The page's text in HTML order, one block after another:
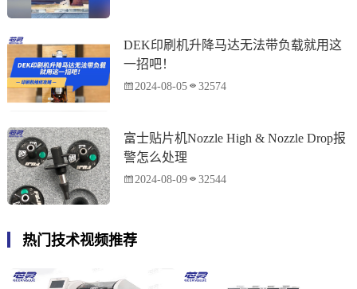
DEK印刷机升降马达无法带负载就用这
一招吧！
2024-08-05 32574
富士贴片机Nozzle High & Nozzle Drop报
警怎么处理
2024-08-09 32544
热门技术视频推荐